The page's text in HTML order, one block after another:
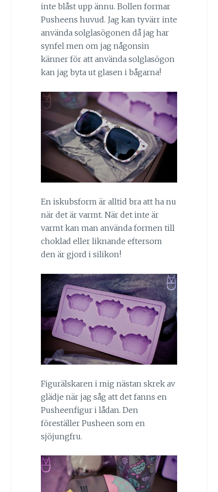
inte blåst upp ännu. Bollen formar
Pusheens huvud. Jag kan tyvärr inte
använda solglasögonen då jag har
synfel men om jag någonsin
känner för att använda solglasögon
kan jag byta ut glasen i bågarna!
En iskubsform är alltid bra att ha nu
när det är varmt. När det inte är
varmt kan man använda formen till
choklad eller liknande eftersom
den är gjord i silikon!
Figurälskaren i mig nästan skrek av
glädje när jag såg att det fanns en
Pusheenfigur i lådan. Den
föreställer Pusheen som en
sjöjungfru.